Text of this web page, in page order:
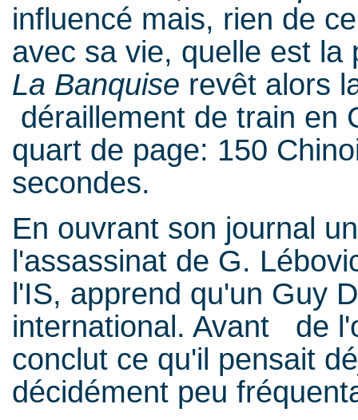
influencé mais, rien de
avec sa vie, quelle est la
La Banquise revêt alors
déraillement de train en
quart de page: 150
secondes.
En ouvrant son journal
l'assassinat de G.
l'IS, apprend qu'un Guy
international. Avant de
conclut ce qu'il pensait
décidément peu